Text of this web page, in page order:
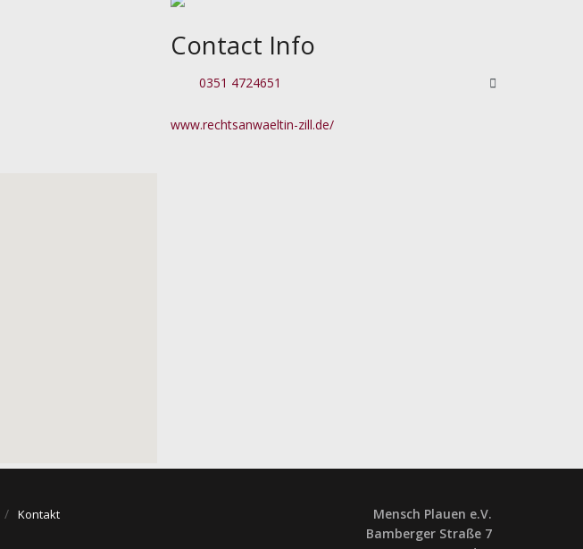
Contact Info
0351 4724651
www.rechtsanwaeltin-zill.de/
Kontakt
Mensch Plauen e.V.
Bamberger Straße 7